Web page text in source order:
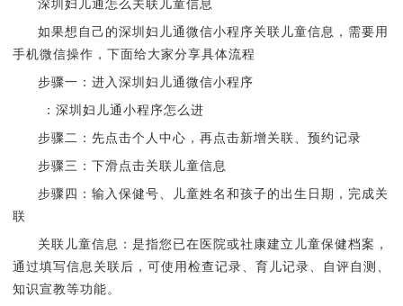
如果想自己的深圳妇儿通微信小程序关联儿童信息，需要用
手机微信操作，下面给大家分享具体流程
步骤一：进入深圳妇儿通微信小程序
：深圳妇儿通小程序怎么进
步骤二：先点击个人中心，再点击新增关联、预约记录
步骤三：下滑点击关联儿童信息
步骤四：输入保健号、儿童姓名和孩子的出生日期，完成关
联
关联儿童信息：是指您已在医院或社康建立儿童保健档案，
通过填写信息关联后，可使用检查记录、育儿记录、自评自测、
知识宣教等功能。